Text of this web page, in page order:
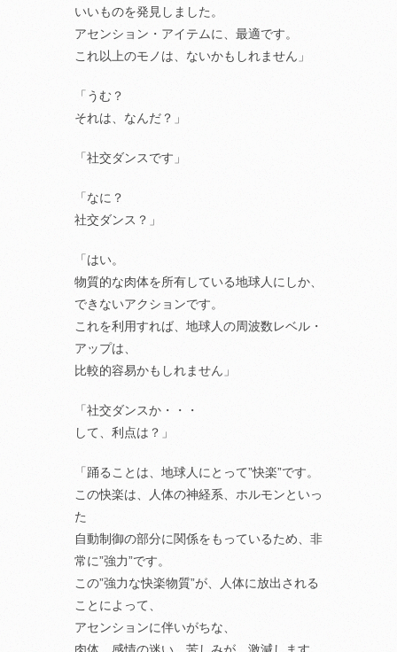
いいものを発見しました。
アセンション・アイテムに、最適です。
これ以上のモノは、ないかもしれません」
「うむ？
それは、なんだ？」
「社交ダンスです」
「なに？
社交ダンス？」
「はい。
物質的な肉体を所有している地球人にしか、
できないアクションです。
これを利用すれば、地球人の周波数レベル・
アップは、
比較的容易かもしれません」
「社交ダンスか・・・
して、利点は？」
「踊ることは、地球人にとって”快楽”です。
この快楽は、人体の神経系、ホルモンといっ
た
自動制御の部分に関係をもっているため、非
常に”強力”です。
この”強力な快楽物質”が、人体に放出される
ことによって、
アセンションに伴いがちな、